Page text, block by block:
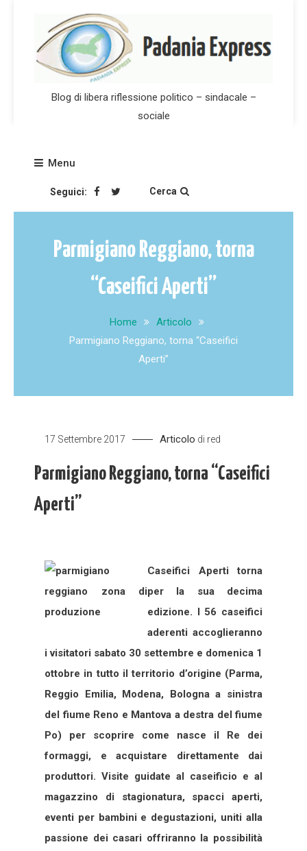
Blog di libera riflessione politico – sindacale –
sociale
Menu
Seguici: Cerca
Parmigiano Reggiano, torna
“Caseifici Aperti”
Home
Articolo
Parmigiano Reggiano, torna “Caseifici
Aperti”
17 Settembre 2017 Articolo di red
Parmigiano Reggiano, torna “Caseifici
Aperti”
Caseifici Aperti torna
per la sua decima
edizione. I 56 caseifici
aderenti accoglieranno
i visitatori sabato 30 settembre e domenica 1
ottobre in tutto il territorio d’origine (Parma,
Reggio Emilia, Modena, Bologna a sinistra
del fiume Reno e Mantova a destra del fiume
Po) per scoprire come nasce il Re dei
formaggi, e acquistare direttamente dai
produttori. Visite guidate al caseificio e al
magazzino di stagionatura, spacci aperti,
eventi per bambini e degustazioni, uniti alla
passione dei casari offriranno la possibilità